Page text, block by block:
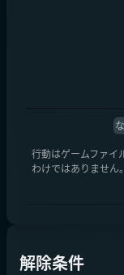
行動はゲームファイ
わけではありません
解除条件